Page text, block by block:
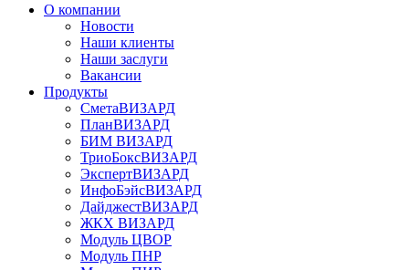
О компании
Новости
Наши клиенты
Наши заслуги
Вакансии
Продукты
СметаВИЗАРД
ПланВИЗАРД
БИМ ВИЗАРД
ТриоБоксВИЗАРД
ЭкспертВИЗАРД
ИнфоБэйсВИЗАРД
ДайджестВИЗАРД
ЖКХ ВИЗАРД
Модуль ЦВОР
Модуль ПНР